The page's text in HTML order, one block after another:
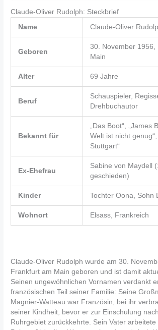
Claude-Oliver Rudolph: Steckbrief
Name
Claude-Oliver
Geboren
30. November 1956,
Main
Alter 69 Jahre
Beruf
Schauspieler,
Drehbuchautor
Bekannt für
„Das Boot“, „James
Welt ist nicht genug“,
Stuttgart“
Ex-Ehefrau
Sabine von Maydell
geschieden)
Kinder Tochter Oona, Sohn
Wohnort Elsass, Frankreich
Claude-Oliver Rudolph wurde am 30.
Frankfurt am Main geboren und ist damit
Seinen ungewöhnlichen Vornamen verdankt
französischen Teil seiner Familie: Seine
Magnier-Watteau war Französin, bei ihr
seiner Kindheit, bevor er zur Einschulung
Ruhrgebiet zurückkehrte. Sein Vater arbeitete